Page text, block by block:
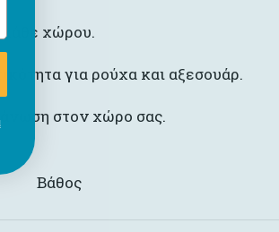
κάθε χώρου.
για ρούχα και αξεσουάρ.
στον χώρο σας.
Βάθος